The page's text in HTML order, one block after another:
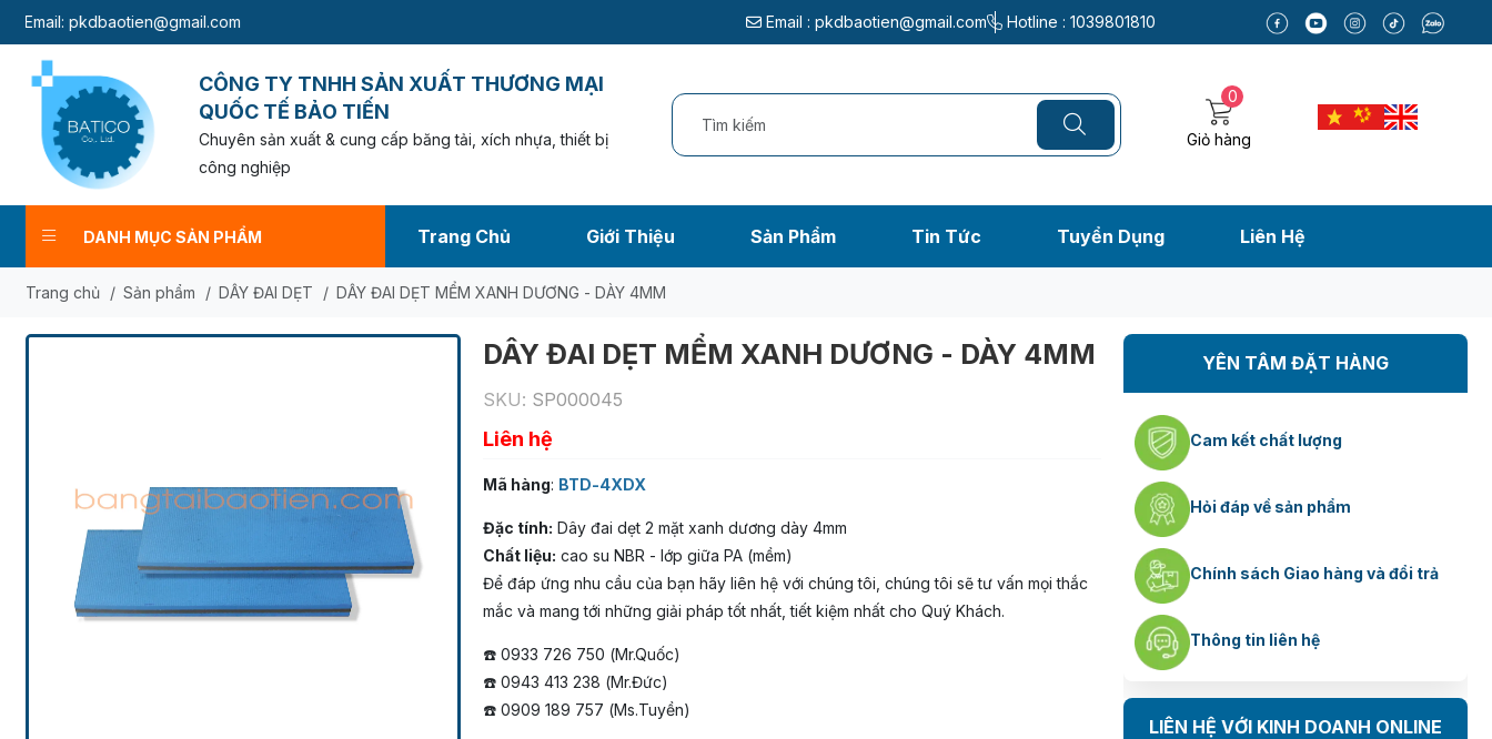
pkdbaotien@gmail.com Email : pkdbaotien@gmail.com Hotline : 1039801810
CÔNG TY TNHH SẢN XUẤT THƯƠNG MẠI
QUỐC TẾ BẢO TIẾN
Chuyên sản xuất & cung cấp băng tải, xích nhựa, thiết bị
công nghiệp
0
Giỏ hàng
DANH MỤC SẢN PHẨM Trang Chủ Giới Thiệu Sản Phẩm Tin Tức Tuyển Dụng Liên Hệ
Trang chủ / Sản phẩm / DÂY ĐAI DẸT / DÂY ĐAI DẸT MỂM XANH DƯƠNG - DÀY 4MM
DÂY ĐAI DẸT MỂM XANH DƯƠNG - DÀY 4MM
SKU: SP000045
Liên hệ
Mã hàng: BTD-4XDX
Đặc tính: Dây đai dẹt 2 mặt xanh dương dày 4mm
Chất liệu: cao su NBR - lớp giữa PA (mềm)
Để đáp ứng nhu cầu của bạn hãy liên hệ với chúng tôi, chúng tôi sẽ tư vấn mọi thắc
mắc và mang tới những giải pháp tốt nhất, tiết kiệm nhất cho Quý Khách.
☎️ 0933 726 750 (Mr.Quốc)
☎️ 0943 413 238 (Mr.Đức)
☎️ 0909 189 757 (Ms.Tuyền)
YÊN TÂM ĐẶT HÀNG
Cam kết chất lượng
Hỏi đáp về sản phẩm
Chính sách Giao hàng và đổi trả
Thông tin liên hệ
LIÊN HỆ VỚI KINH DOANH ONLINE